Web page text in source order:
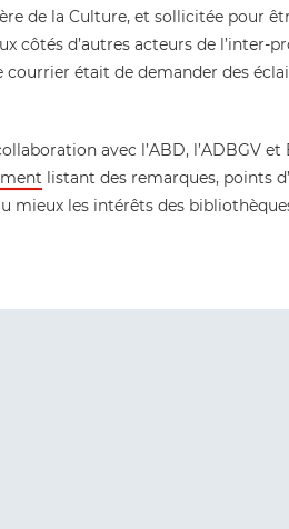
de la Culture, et sollicitée pour
côtés d’autres acteurs de l’inter-
courrier était de demander des
avec l’ABD, l’ADBGV
listant des remarques, points
mieux les intérêts des